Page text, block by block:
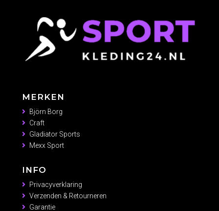
MERKEN
Björn Borg
Craft
Gladiator Sports
Mexx Sport
INFO
Privacyverklaring
Verzenden & Retourneren
Garantie